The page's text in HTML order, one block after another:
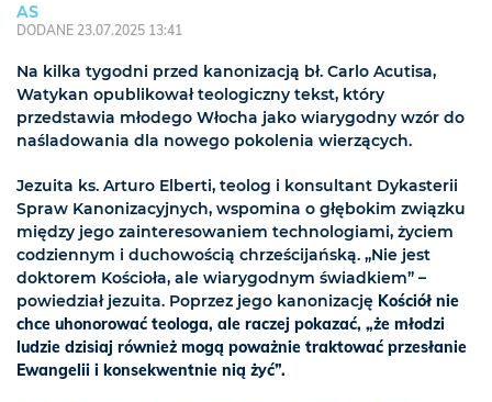
AS
DODANE 23.07.2025 13:41
Na kilka tygodni przed kanonizacją bł. Carlo Acutisa,
Watykan opublikował teologiczny tekst, który
przedstawia młodego Włocha jako wiarygodny wzór do
naśladowania dla nowego pokolenia wierzących.
Jezuita ks. Arturo Elberti, teolog i konsultant Dykasterii
Spraw Kanonizacyjnych, wspomina o głębokim związku
między jego zainteresowaniem technologiami, życiem
codziennym i duchowością chrześcijańską. „Nie jest
doktorem Kościoła, ale wiarygodnym świadkiem” –
powiedział jezuita. Poprzez jego kanonizację Kościół nie
chce uhonorować teologa, ale raczej pokazać, „że młodzi
ludzie dzisiaj również mogą poważnie traktować przesłanie
Ewangelii i konsekwentnie nią żyć”.